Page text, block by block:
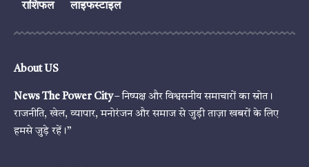
राशिफल लाइफस्टाइल
About US
News The Power City– निष्पक्ष और विश्वसनीय समाचारों का स्रोत।
राजनीति, खेल, व्यापार, मनोरंजन और समाज से जुड़ी ताज़ा खबरों के लिए
हमसे जुड़े रहें।”